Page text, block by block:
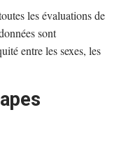
les évaluations de
sont
entre les sexes, les